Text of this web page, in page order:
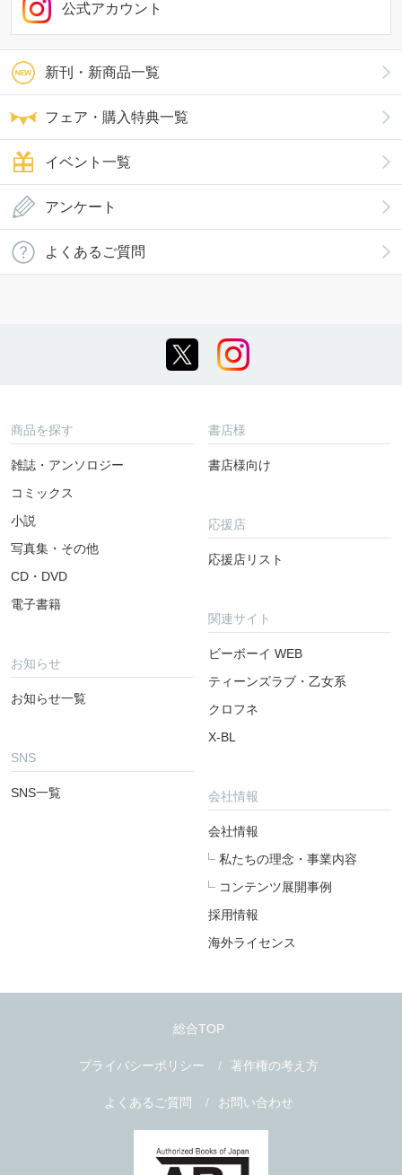
新刊・新商品一覧
フェア・購入特典一覧
イベント一覧
公式アカウント
アンケート
よくあるご質問
商品を探す
雑誌・アンソロジー
コミックス
小説
写真集・その他
CD・DVD
電子書籍
お知らせ
お知らせ一覧
SNS
SNS一覧
書店様
書店様向け
応援店
応援店リスト
関連サイト
ビーボーイ WEB
ティーンズラブ・乙女系
クロフネ
X-BL
会社情報
会社情報
私たちの理念・事業内容
コンテンツ展開事例
採用情報
海外ライセンス
総合TOP
プライバシーポリシー 著作権の考え方
よくあるご質問 お問い合わせ